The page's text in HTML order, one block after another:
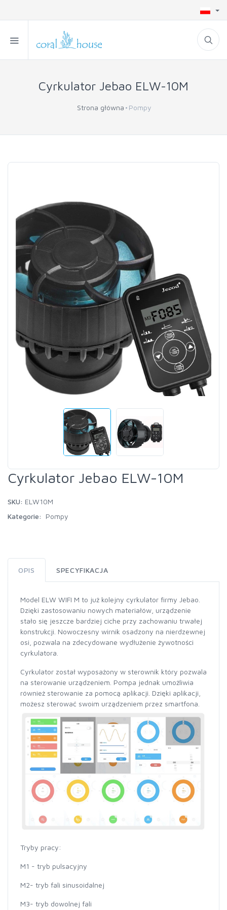
Cyrkulator Jebao ELW-10M
Strona główna Pompy
Cyrkulator Jebao ELW-10M
SKU: ELW10M
Kategorie:
Pompy
OPIS SPECYFIKACJA
Model ELW WIFI M to już kolejny cyrkulator firmy Jebao.
Dzięki zastosowaniu nowych materiałów, urządzenie
stało się jeszcze bardziej ciche przy zachowaniu trwałej
konstrukcji. Nowoczesny wirnik osadzony na nierdzewnej
osi, pozwala na zdecydowane wydłużenie żywotności
cyrkulatora.
Cyrkulator został wyposażony w sterownik który pozwala
na sterowanie urządzeniem. Pompa jednak umożliwia
również sterowanie za pomocą aplikacji. Dzięki aplikacji,
możesz sterować swoim urządzeniem przez smartfona.
Tryby pracy:
M1 - tryb pulsacyjny
M2- tryb fali sinusoidalnej
M3- tryb dowolnej fali